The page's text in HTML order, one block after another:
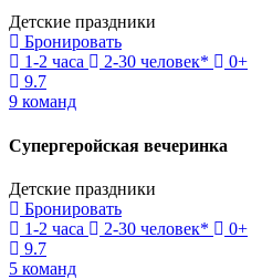
Детские праздники
Бронировать
1-2 часа
2-30 человек*
0+
9.7
9 команд
Супергеройская вечеринка
Детские праздники
Бронировать
1-2 часа
2-30 человек*
0+
9.7
5 команд